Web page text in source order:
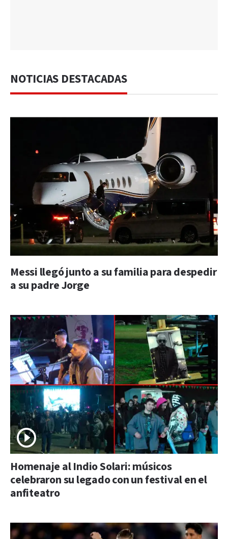
NOTICIAS DESTACADAS
Messi llegó junto a su familia para despedir
a su padre Jorge
Homenaje al Indio Solari: músicos
celebraron su legado con un festival en el
anfiteatro